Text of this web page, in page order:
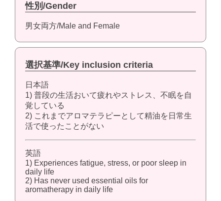
性別/Gender
男女両方/Male and Female
選択基準/Key inclusion criteria
日本語
1) 普段の生活おいて疲れやストレス、不眠を自
覚している
2) これまでアロマテラピーとして精油を日常生
活で使ったことがない
英語
1) Experiences fatigue, stress, or poor sleep in
daily life
2) Has never used essential oils for
aromatherapy in daily life